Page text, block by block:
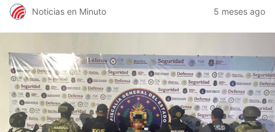
Noticias en Minuto 5 meses ago